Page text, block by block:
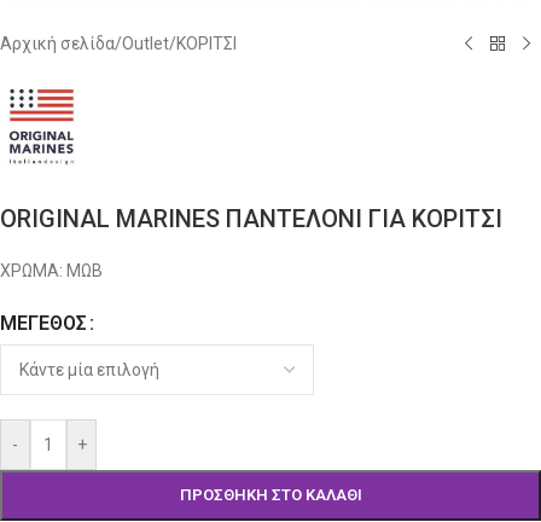
Αρχική σελίδα/Outlet/ΚΟΡΙΤΣΙ
ORIGINAL MARINES ΠΑΝΤΕΛΟΝΙ ΓΙΑ ΚΟΡΙΤΣΙ
ΧΡΩΜΑ: ΜΩΒ
ΜΈΓΕΘΟΣ
- +
ΠΡΟΣΘΉΚΗ ΣΤΟ ΚΑΛΆΘΙ
Alternative: